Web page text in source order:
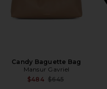
Candy Baguette Bag
Mansur Gavriel
$484 Previous price:
$645